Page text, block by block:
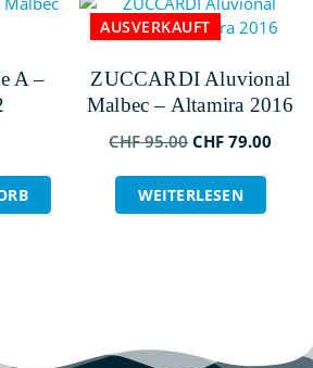
A –
SALE
AUSVERKAUFT
ZUCCARDI Aluvional
Malbec – Altamira 2016
CHF95.00 CHF 79.00
WEITERLESEN